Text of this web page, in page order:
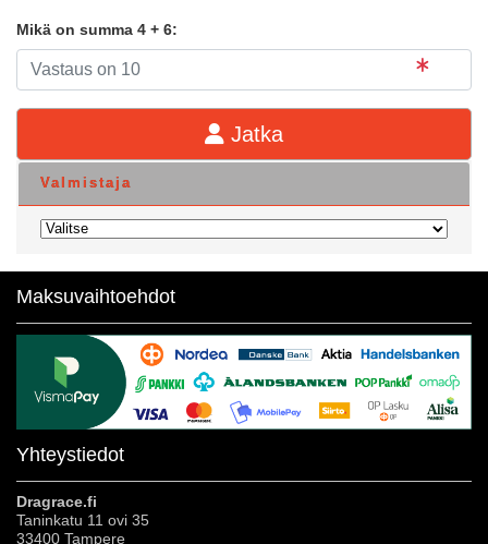
Mikä on summa 4 + 6:
Jatka
Valmistaja
Maksuvaihtoehdot
Yhteystiedot
Dragrace.fi
Taninkatu 11 ovi 35
33400 Tampere